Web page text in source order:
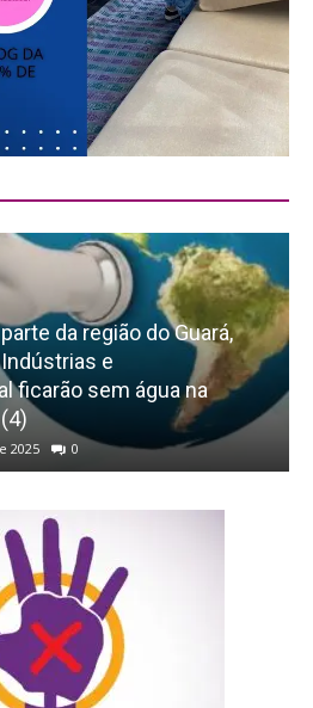
da região do Guará,
e
ficarão sem água na
2025 0